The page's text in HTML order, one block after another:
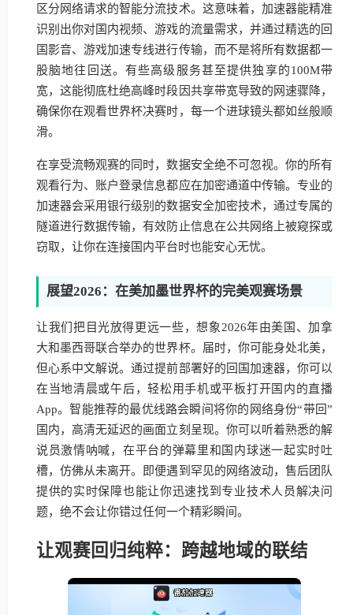
区分网络请求的智能分流技术。这意味着，加速器能精准
识别出你对国内视频、游戏的流量需求，并通过精选的回
国影音、游戏加速专线进行传输，而不是将所有数据都一
股脑地往回送。有些高级服务甚至提供独享的100M带
宽，这能彻底杜绝高峰时段因共享带宽导致的网速骤降，
确保你在观看世界杯决赛时，每一个进球镜头都如丝般顺
滑。
在享受流畅观赛的同时，数据安全绝不可忽视。你的所有
观看行为、账户登录信息都应在加密通道中传输。专业的
加速器会采用银行级别的数据安全加密技术，通过专属的
隧道进行数据传输，有效防止信息在公共网络上被窥探或
窃取，让你在连接国内平台时也能安心无忧。
展望2026：在美加墨世界杯的完美观赛场景
让我们把目光放得更远一些，想象2026年由美国、加拿
大和墨西哥联合举办的世界杯。届时，你可能身处北美，
但心系中文解说。通过提前部署好的回国加速器，你可以
在当地清晨或午后，轻松用手机或平板打开国内的直播
App。智能推荐的最优线路会瞬间将你的网络身份“带回”
国内，高清无延迟的画面立刻呈现。你可以听着熟悉的解
说员激情呐喊，在平台的弹幕里和国内球迷一起实时吐
槽，仿佛从未离开。即便遇到罕见的网络波动，售后团队
提供的实时保障也能让你迅速找到专业技术人员解决问
题，绝不会让你错过任何一个精彩瞬间。
让观赛回归纯粹：跨越地域的联结